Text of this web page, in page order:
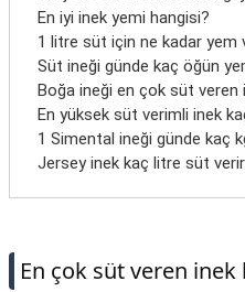
En iyi inek yemi hangisi?
1 litre süt için ne kadar yem
Süt ineği günde kaç öğün
Boğa ineği en çok süt veren
En yüksek süt verimli inek
1 Simental ineği günde kaç
Jersey inek kaç litre süt
En çok süt veren